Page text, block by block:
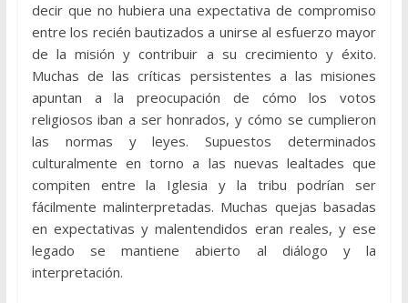
decir que no hubiera una expectativa de compromiso
entre los recién bautizados a unirse al esfuerzo mayor
de la misión y contribuir a su crecimiento y éxito.
Muchas de las críticas persistentes a las misiones
apuntan a la preocupación de cómo los votos
religiosos iban a ser honrados, y cómo se cumplieron
las normas y leyes. Supuestos determinados
culturalmente en torno a las nuevas lealtades que
compiten entre la Iglesia y la tribu podrían ser
fácilmente malinterpretadas. Muchas quejas basadas
en expectativas y malentendidos eran reales, y ese
legado se mantiene abierto al diálogo y la
interpretación.